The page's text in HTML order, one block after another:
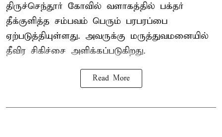
திருச்செந்தூர் கோவில் வளாகத்தில் பக்தர்
தீக்குளித்த சம்பவம் பெரும் பரபரப்பை
ஏற்படுத்தியுள்ளது. அவருக்கு மருத்துவமனையில்
தீவிர சிகிச்சை அளிக்கப்படுகிறது.
Read More